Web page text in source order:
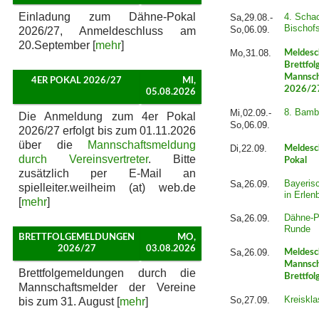
Einladung zum Dähne-Pokal
2026/27, Anmeldeschluss am
20.September [mehr]
4ER POKAL 2026/27
MI,
05.08.2026
Die Anmeldung zum 4er Pokal
2026/27 erfolgt bis zum 01.11.2026
über die
Mannschaftsmeldung
durch Vereinsvertreter. Bitte
zusätzlich per E-Mail an
spielleiter.weilheim (at) web.de
[mehr]
BRETTFOLGEMELDUNGEN
2026/27
MO,
03.08.2026
Brettfolgemeldungen durch die
Mannschaftsmelder der Vereine
bis zum 31. August [mehr]
Sa,29.08.-
So,06.09.
4.
Mo,31.08.
2026/
Mi,02.09.-
So,06.09.
8.
Di,22.09.
Pokal
Sa,26.09.
in
Sa,26.09.
Dähne-
Runde
Sa,26.09.
So,27.09.